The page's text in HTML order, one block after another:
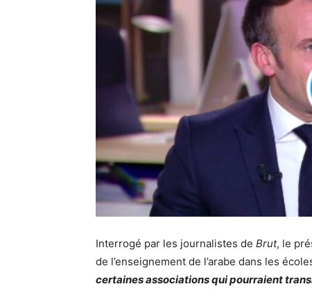
Interrogé par les journalistes de Brut, le
de l’enseignement de l’arabe dans les
certaines associations qui pourraient